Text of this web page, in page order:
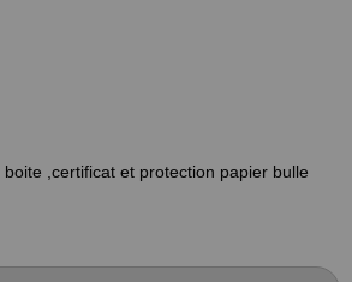
,certificat et protection papier bulle